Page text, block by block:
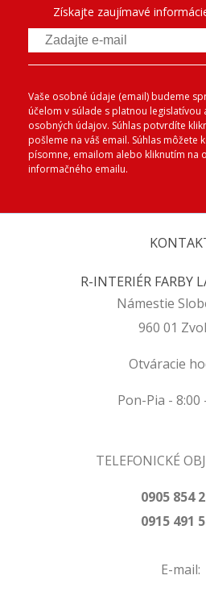
Získajte zaujímavé
Vaše osobné údaje (email) budeme
účelom v súlade s platnou legislatívou
osobných údajov. Súhlas potvrdíte
pošleme na váš email. Súhlas môžete
písomne, emailom alebo kliknutím na
informačného emailu.
R-INTERIÉR FARBY
Námestie
960 01
Otváracie
Pon-Pia - 8:00
TELEFONICKÉ
0905 854
0915 491
E-mail: